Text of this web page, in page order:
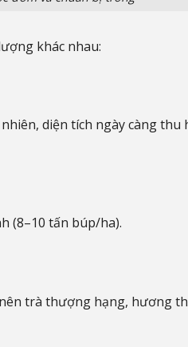
khác nhau:
diện tích ngày càng
(8–10 tấn búp/ha).
trà thượng hạng, hương